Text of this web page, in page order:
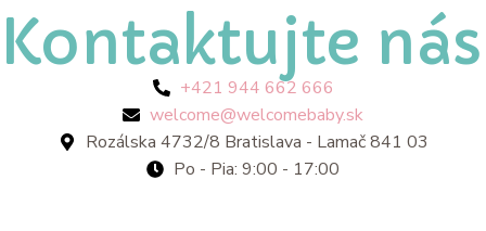
Kontaktujte nás
+421 944 662 666
welcome@welcomebaby.sk
Rozálska 4732/8 Bratislava - Lamač 841 03
Po - Pia: 9:00 - 17:00